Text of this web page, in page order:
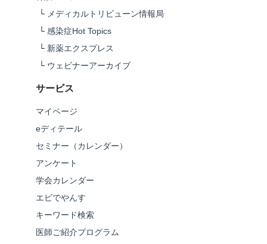
└ メディカルトリビューン情報局
└ 感染症Hot Topics
└ 新薬エクスプレス
└ ウェビナーアーカイブ
サービス
マイページ
eディテール
セミナー（カレンダー）
アンケート
学会カレンダー
エビでやんす
キーワード検索
医師ご紹介プログラム